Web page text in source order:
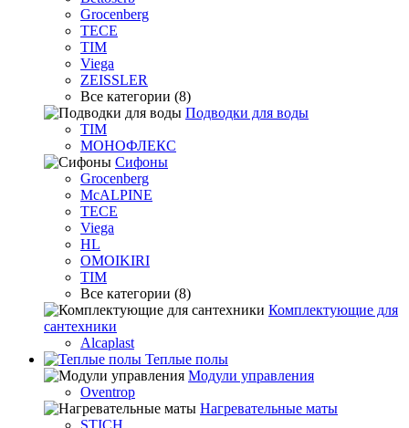
Grocenberg
TECE
TIM
Viega
ZEISSLER
Все категории (8)
Подводки для воды
TIM
МОНОФЛЕКС
Сифоны
Grocenberg
McALPINE
TECE
Viega
HL
OMOIKIRI
TIM
Все категории (8)
Комплектующие для
сантехники
Alcaplast
Теплые полы
Модули управления
Oventrop
Нагревательные маты
STICH